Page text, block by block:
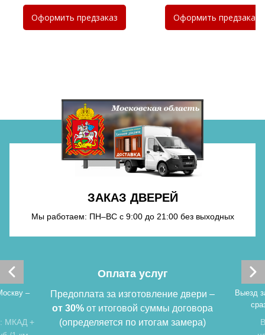
Хочу такую
Хочу такую
Хочу такую
Оформить предзаказ Оформить предзаказ
ЗАКАЗ ДВЕРЕЙ
Мы работаем: ПН–ВС с 9:00 до 21:00 без выходных
–
МКАД +
Оплата услуг
Предоплата за изготовление двери –
от 30% от итоговой суммы договора
(определяется по итогам замера)
Выезд